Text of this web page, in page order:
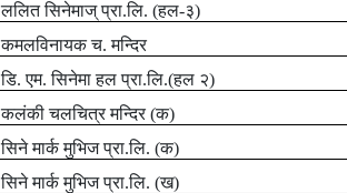
ललित सिनेमाज् प्रा.लि. (हल-३)
कमलविनायक च. मन्दिर
डि. एम. सिनेमा हल प्रा.लि.(हल २)
कलंकी चलचित्र मन्दिर (क)
सिने मार्क मुभिज प्रा.लि. (क)
सिने मार्क मुभिज प्रा.लि. (ख)